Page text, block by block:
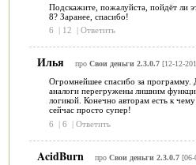
Подскажите, пожалуйста, пойдёт ли
8? Заранее, спасибо!
6
| 12 | Ответить
Илья про Свои деньги 2.3.0.7[12-12-
Огромнейшее спасибо за программу.
аналоги перегружены лишним
логикой. Конечно авторам есть к
сейчас просто супер!
6
| 6 | Ответить
AcidBurn про Свои деньги 2.3.0.7[06-